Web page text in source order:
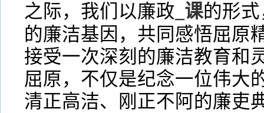
之际，我们以廉政 _课的形
的廉洁基因，共同感悟屈原
接受一次深刻的廉洁教育和
屈原，不仅是纪念一位伟大
清正高洁、刚正不阿的廉吏